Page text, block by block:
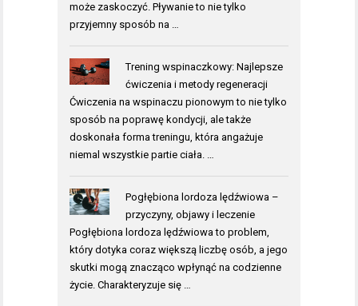
może zaskoczyć. Pływanie to nie tylko
przyjemny sposób na …
Trening wspinaczkowy: Najlepsze
ćwiczenia i metody regeneracji
Ćwiczenia na wspinaczu pionowym to nie tylko
sposób na poprawę kondycji, ale także
doskonała forma treningu, która angażuje
niemal wszystkie partie ciała. …
Pogłębiona lordoza lędźwiowa –
przyczyny, objawy i leczenie
Pogłębiona lordoza lędźwiowa to problem,
który dotyka coraz większą liczbę osób, a jego
skutki mogą znacząco wpłynąć na codzienne
życie. Charakteryzuje się …